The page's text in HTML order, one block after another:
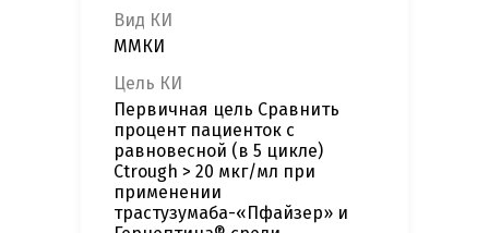
Вид КИ
ММКИ
Цель КИ
Первичная цель Сравнить
процент пациенток с
равновесной (в 5 цикле)
Ctrough > 20 мкг/мл при
применении
трастузумаба-«Пфайзер» и